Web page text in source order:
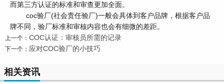
而第三方认证的标准和审查更加全面。
coc验厂(社会责任验厂)一般会具体到客户品牌，根据客户品
牌不同，验厂标准和审核内容也会有细微的差距。
上一个： COC认证：审核员所需的记录
下一个： 应对COC验厂的小技巧
相关资讯